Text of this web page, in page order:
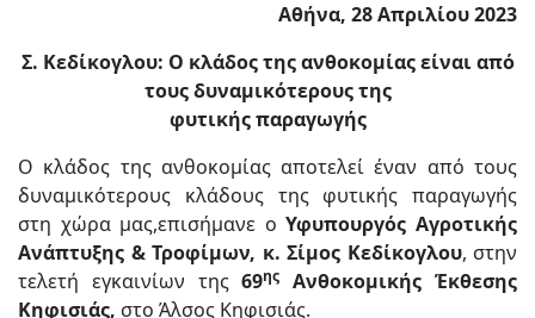
Αθήνα, 28Απριλίου 2023
Σ. Κεδίκογλου: Ο κλάδος της ανθοκομίας είναι από
τους δυναμικότερους της
φυτικής παραγωγής
Ο κλάδος της ανθοκομίας αποτελεί έναν από τους
δυναμικότερους κλάδους της φυτικής παραγωγής
στη χώρα μας,επισήμανε οΥφυπουργός Αγροτικής
Ανάπτυξης & Τροφίμων, κ. Σίμος Κεδίκογλου, στην
τελετή εγκαινίων της69ης
Ανθοκομικής Έκθεσης
Κηφισιάς, στο Άλσος Κηφισιάς.